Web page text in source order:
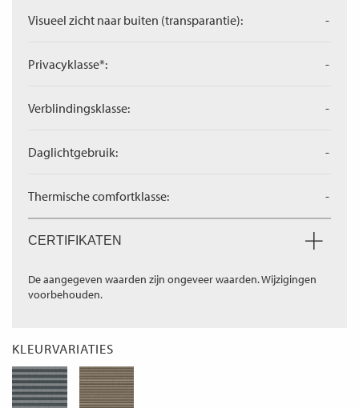
Visueel zicht naar buiten (transparantie): -
Privacyklasse*: -
Verblindingsklasse: -
Daglichtgebruik: -
Thermische comfortklasse: -
CERTIFIKATEN
De aangegeven waarden zijn ongeveer waarden. Wijzigingen
voorbehouden.
KLEURVARIATIES